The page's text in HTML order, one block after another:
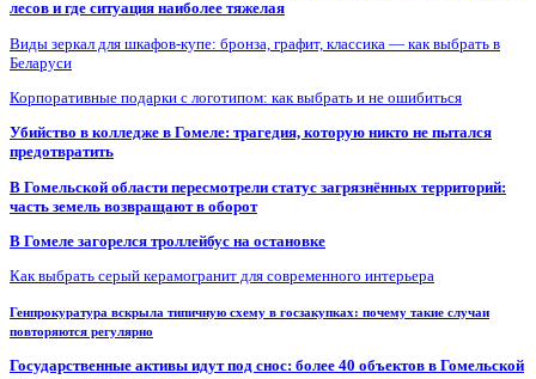
лесов и где ситуация наиболее тяжелая
Виды зеркал для шкафов-купе: бронза, графит, классика — как выбрать в
Беларуси
Корпоративные подарки с логотипом: как выбрать и не ошибиться
Убийство в колледже в Гомеле: трагедия, которую никто не пытался
предотвратить
В Гомельской области пересмотрели статус загрязнённых территорий:
часть земель возвращают в оборот
В Гомеле загорелся троллейбус на остановке
Как выбрать серый керамогранит для современного интерьера
Генпрокуратура вскрыла типичную схему в госзакупках: почему такие случаи
повторяются регулярно
Государственные активы идут под снос: более 40 объектов в Гомельской